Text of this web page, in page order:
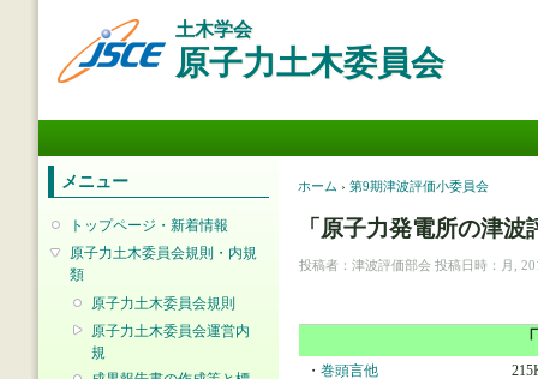
移
動
土木学会
原子力土木委員会
メニュー
トップページ・新着情報
原子力土木委員会規則・内規
類
原子力土木委員会規則
原子力土木委員会運営内
規
現在地
ホーム › 第9期津波評価小委員会
「原子力発電所の津
投稿者： 津波評価部会 投稿日時：月,
・巻頭言他